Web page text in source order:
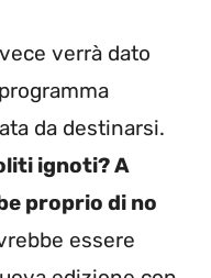
verrà dato
da destinarsi.
ignoti? A
proprio di no
essere